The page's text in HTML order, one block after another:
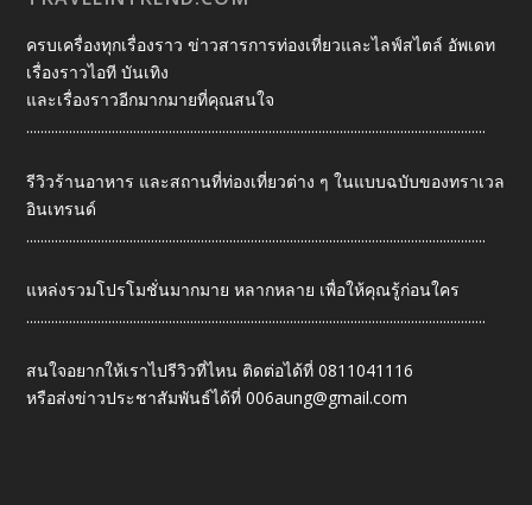
ครบเครื่องทุกเรื่องราว ข่าวสารการท่องเที่ยวและไลฟ์สไตล์ อัพเดท
เรื่องราวไอที บันเทิง
และเรื่องราวอีกมากมายที่คุณสนใจ
.................................................................................................................................
รีวิวร้านอาหาร และสถานที่ท่องเที่ยวต่าง ๆ ในแบบฉบับของทราเวล
อินเทรนด์
.................................................................................................................................
แหล่งรวมโปรโมชั่นมากมาย หลากหลาย เพื่อให้คุณรู้ก่อนใคร
.................................................................................................................................
สนใจอยากให้เราไปรีวิวที่ไหน ติดต่อได้ที่ 0811041116
หรือส่งข่าวประชาสัมพันธ์ได้ที่006aung@gmail.com